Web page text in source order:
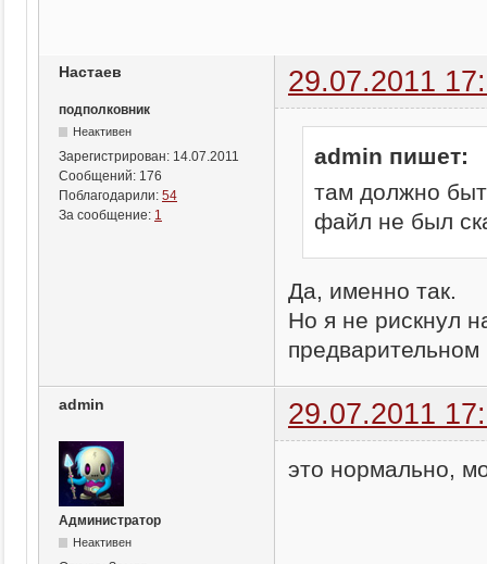
Настаев 29.07.2011
подполковник
Неактивен
Зарегистрирован: 14.07.2011
Сообщений: 176
Поблагодарили: 54
За сообщение: 1
admin пишет:
там должно
файл не был
Да, именно так.
Но я не рискнул
admin 29.07.2011
Администратор
Неактивен
это нормально,